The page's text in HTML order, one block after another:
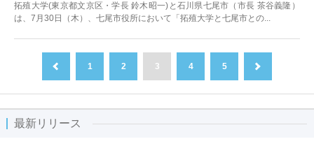
拓殖大学(東京都文京区・学長 鈴木昭一)と石川県七尾市（市長 茶谷義隆）
は、7月30日（木）、七尾市役所において「拓殖大学と七尾市との...
1 2 3 4 5
最新リリース